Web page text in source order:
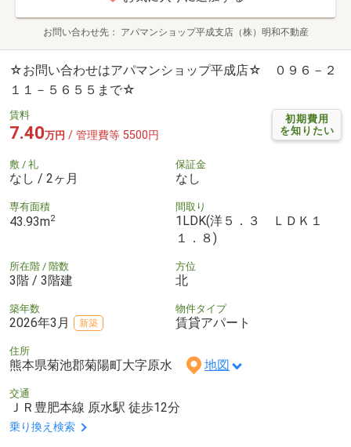
お問い合わせ先 アパマンショップ平成支店（株）明和不動産
☆お問い合わせはアパマンショップ平成店☆ ０９６－２
１１－５６５５まで☆
初期費用
を知りたい
賃料
7.40万円 / 管理費等 5500円
敷 / 礼
なし / 2ヶ月
保証金
なし
専有面積
43.93m2
間取り
1LDK(洋５．３ ＬＤＫ１
１．８)
所在階 / 階数
3階 / 3階建
方位
北
築年数
2026年3月 新築
物件タイプ
賃貸アパート
住所
熊本県菊池郡菊陽町大字原水 地図
交通
ＪＲ豊肥本線 原水駅 徒歩12分
乗り換え検索